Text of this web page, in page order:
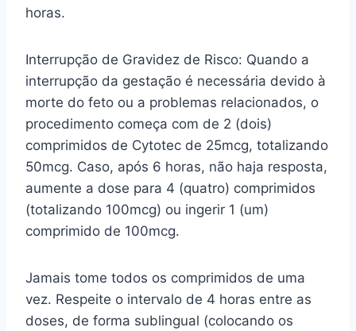
horas.
Interrupção de Gravidez de Risco: Quando a
interrupção da gestação é necessária devido à
morte do feto ou a problemas relacionados, o
procedimento começa com de 2 (dois)
comprimidos de Cytotec de 25mcg, totalizando
50mcg. Caso, após 6 horas, não haja resposta,
aumente a dose para 4 (quatro) comprimidos
(totalizando 100mcg) ou ingerir 1 (um)
comprimido de 100mcg.
Jamais tome todos os comprimidos de uma
vez. Respeite o intervalo de 4 horas entre as
doses, de forma sublingual (colocando os